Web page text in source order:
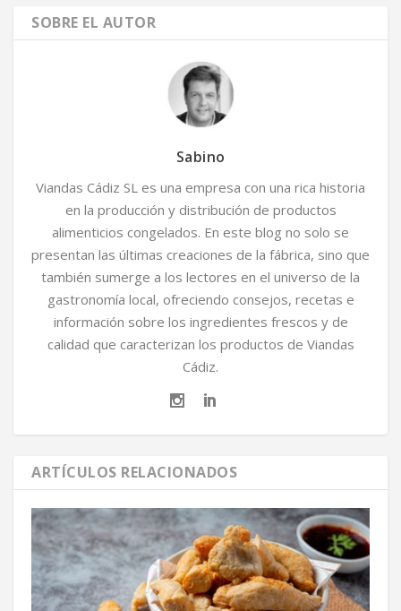
SOBRE EL AUTOR
Sabino
Viandas Cádiz SL es una empresa con una rica historia
en la producción y distribución de productos
alimenticios congelados. En este blog no solo se
presentan las últimas creaciones de la fábrica, sino que
también sumerge a los lectores en el universo de la
gastronomía local, ofreciendo consejos, recetas e
información sobre los ingredientes frescos y de
calidad que caracterizan los productos de Viandas
Cádiz.
ARTÍCULOS RELACIONADOS